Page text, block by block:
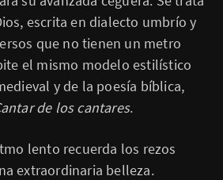
escrita en dialecto umbrío y
que no tienen un metro
el mismo modelo estilístico
y de la poesía bíblica,
de los cantares.
lento recuerda los rezos
extraordinaria belleza.